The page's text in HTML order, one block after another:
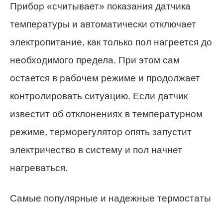
Прибор «считывает» показания датчика
температуры и автоматически отключает
электропитание, как только пол нагреется до
необходимого предела. При этом сам
остается в рабочем режиме и продолжает
контролировать ситуацию. Если датчик
известит об отклонениях в температурном
режиме, терморегулятор опять запустит
электричество в систему и пол начнет
нагреваться.
Самые популярные и надежные термостаты